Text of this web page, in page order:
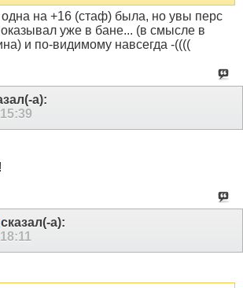
на +16 (стаф) была, но увы перс
уже в бане... (в смысле в
и по-видимому навсегда -((((
а):
15:39
сказал(-а):
18:11